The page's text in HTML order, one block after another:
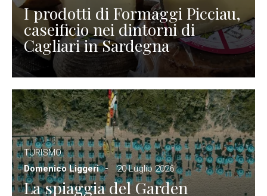
I prodotti di Formaggi Picciau,
caseificio nei dintorni di
Cagliari in Sardegna
TURISMO
Domenico Liggeri
20 Luglio 2026
La spiaggia del Garden